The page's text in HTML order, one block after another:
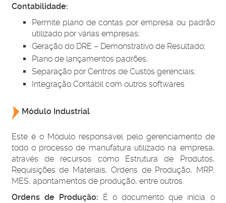
Contabilidade:
Permite plano de contas por empresa ou padrão
utilizado por várias empresas;
Geração do DRE – Demonstrativo de Resultado;
Plano de lançamentos padrões;
Separação por Centros de Custos gerenciais;
IntegraçãoContábil com outros softwares
Módulo Industrial
Este é o Módulo responsável pelo gerenciamento de
todo o processo de manufatura utilizado na empresa,
através de recursos como Estrutura de Produtos,
Requisições de Materiais, Ordens de Produção, MRP,
MES, apontamentos de produção, entre outros.
Ordens de Produção: É o documento que inicia o